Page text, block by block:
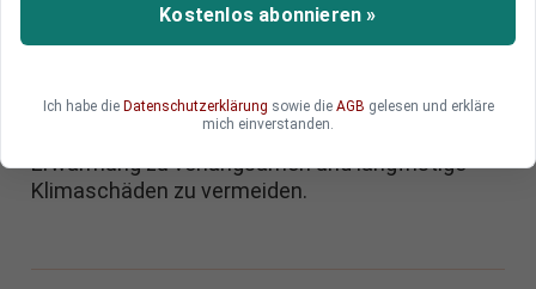
Die globalen CO2-Emissionen steigen weiter an –
trotz einiger Fortschritte in Ländern wie
Höchststand erreicht werden. Die internationale
Klimaforschung fordert rasches Handeln, um die
Erwärmung zu verlangsamen und langfristige
Klimaschäden zu vermeiden.
Kostenlos abonnieren »
Ich habe die Datenschutzerklärung sowie die AGB gelesen und erkläre
mich einverstanden.